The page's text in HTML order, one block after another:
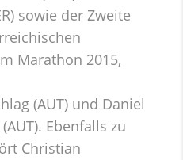
sowie der Zweite
Marathon 2015,
(AUT) und Daniel
Ebenfalls zu
Christian